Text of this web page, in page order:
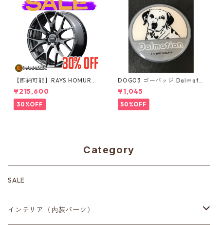
【即納可能】RAYS HOMURA
2x7FT ブラッククロームコー
ティング 18インチ 4本セット
¥215,600
30%OFF
DOG03 ゴーバッジ Dalmatia
n
¥1,045
50%OFF
Category
SALE
インテリア（内装パーツ）